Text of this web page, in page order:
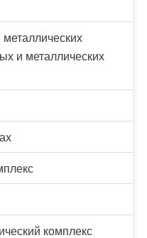
и металлических
комплекс